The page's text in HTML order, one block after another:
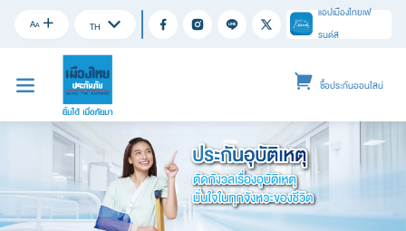
AA TH
แอปเมืองไทยเฟ
รนด์ส
ซื้อประกันออนไลน์